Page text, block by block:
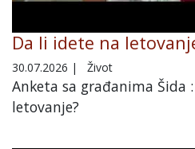
Da li idete na
30.07.2026 | Život
Anketa sa građanima Šida
letovanje?